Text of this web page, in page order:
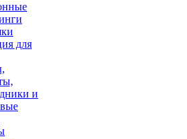
для
и